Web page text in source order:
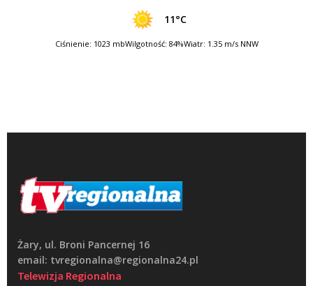
11°C
Ciśnienie: 1023 mbWilgotność: 84%Wiatr: 1.35 m/s NNW
Żary, ul. Broni Pancernej 16
email: tvregionalna@regionalna24.pl
Telewizja Regionalna